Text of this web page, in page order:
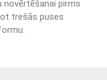
novērtēšanai pirms
trešās puses